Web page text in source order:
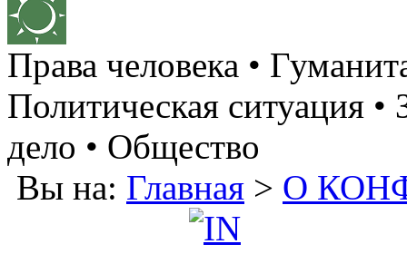
Права человека •
Политическая ситуация
дело • Общество
Вы на: Главная > О